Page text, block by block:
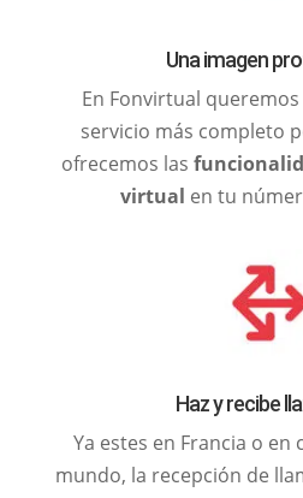
Una imagen
En Fonvirtual
servicio más completo
ofrecemos las
virtual en tu
Haz y recibe
Ya estes en Francia o
mundo, la recepción de